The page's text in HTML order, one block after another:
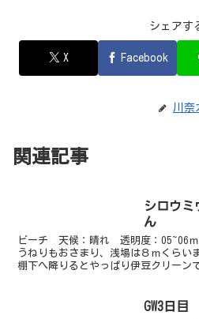
シェアす
X Facebook
川奈
関連記事
シロウ
ん
ビーチ 天候：晴れ 透明度：05~06
うねりもおさまり、浅場は８ｍくらい
棚下へ降りるとやっぱり伊豆クリーン
GW3日目